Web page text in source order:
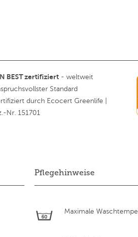
BEST zertifiziert- weltweit
Standard
durch Ecocert Greenlife |
Nr. 151701
Pflegehinweise
Maximale